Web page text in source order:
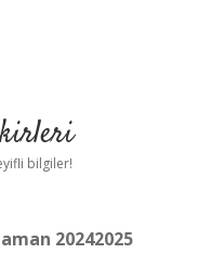
bilgiler!
20242025